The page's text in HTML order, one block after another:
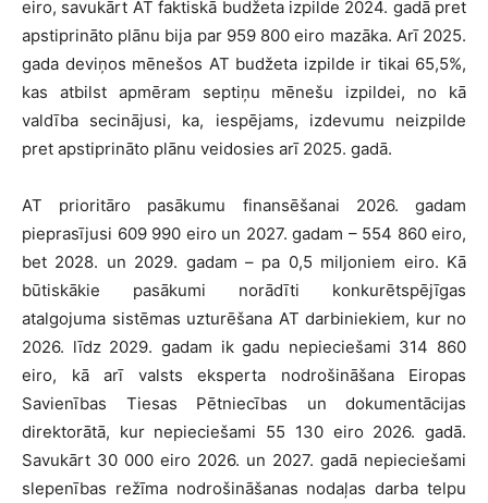
eiro, savukārt AT faktiskā budžeta izpilde 2024. gadā pret
apstiprināto plānu bija par 959 800 eiro mazāka. Arī 2025.
gada deviņos mēnešos AT budžeta izpilde ir tikai 65,5%,
kas atbilst apmēram septiņu mēnešu izpildei, no kā
valdība secinājusi, ka, iespējams, izdevumu neizpilde
pret apstiprināto plānu veidosies arī 2025. gadā.
AT prioritāro pasākumu finansēšanai 2026. gadam
pieprasījusi 609 990 eiro un 2027. gadam – 554 860 eiro,
bet 2028. un 2029. gadam – pa 0,5 miljoniem eiro. Kā
būtiskākie pasākumi norādīti konkurētspējīgas
atalgojuma sistēmas uzturēšana AT darbiniekiem, kur no
2026. līdz 2029. gadam ik gadu nepieciešami 314 860
eiro, kā arī valsts eksperta nodrošināšana Eiropas
Savienības Tiesas Pētniecības un dokumentācijas
direktorātā, kur nepieciešami 55 130 eiro 2026. gadā.
Savukārt 30 000 eiro 2026. un 2027. gadā nepieciešami
slepenības režīma nodrošināšanas nodaļas darba telpu